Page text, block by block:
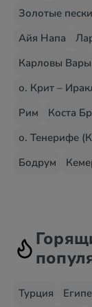
Золотые пески
Айя Напа
Карловы Вары
о. Крит –
Рим
Коста
о. Тенерифе
Бодрум
Турция